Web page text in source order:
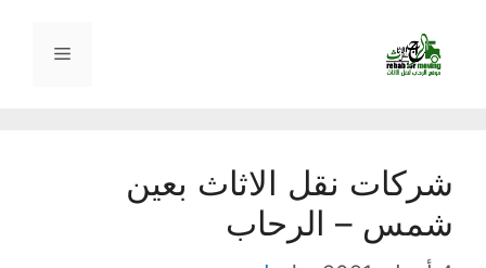
المحتوى
القائمة
شركات نقل الاثاث بعين
شمس – الرحاب